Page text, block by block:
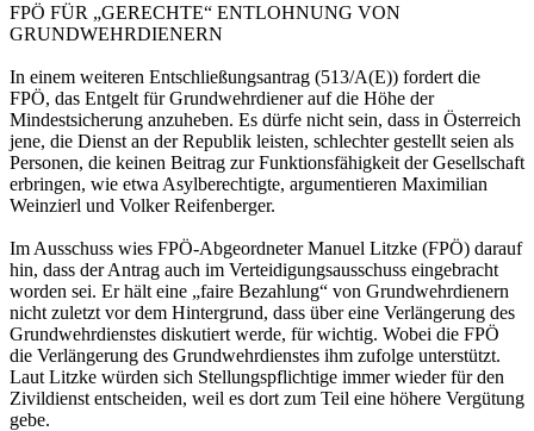
FPÖ FÜR „GERECHTE“ ENTLOHNUNG VON
GRUNDWEHRDIENERN
In einem weiteren Entschließungsantrag (513/A(E)) fordert die
FPÖ, das Entgelt für Grundwehrdiener auf die Höhe der
Mindestsicherung anzuheben. Es dürfe nicht sein, dass in Österreich
jene, die Dienst an der Republik leisten, schlechter gestellt seien als
Personen, die keinen Beitrag zur Funktionsfähigkeit der Gesellschaft
erbringen, wie etwa Asylberechtigte, argumentieren Maximilian
Weinzierl und Volker Reifenberger.
Im Ausschuss wies FPÖ-Abgeordneter Manuel Litzke (FPÖ) darauf
hin, dass der Antrag auch im Verteidigungsausschuss eingebracht
worden sei. Er hält eine „faire Bezahlung“ von Grundwehrdienern
nicht zuletzt vor dem Hintergrund, dass über eine Verlängerung des
Grundwehrdienstes diskutiert werde, für wichtig. Wobei die FPÖ
die Verlängerung des Grundwehrdienstes ihm zufolge unterstützt.
Laut Litzke würden sich Stellungspflichtige immer wieder für den
Zivildienst entscheiden, weil es dort zum Teil eine höhere Vergütung
gebe.